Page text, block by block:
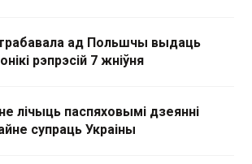
ад Польшчы выдаць
рэпрэсій 7 жніўня
лічыць паспяховымі дзеянні
супраць Украіны